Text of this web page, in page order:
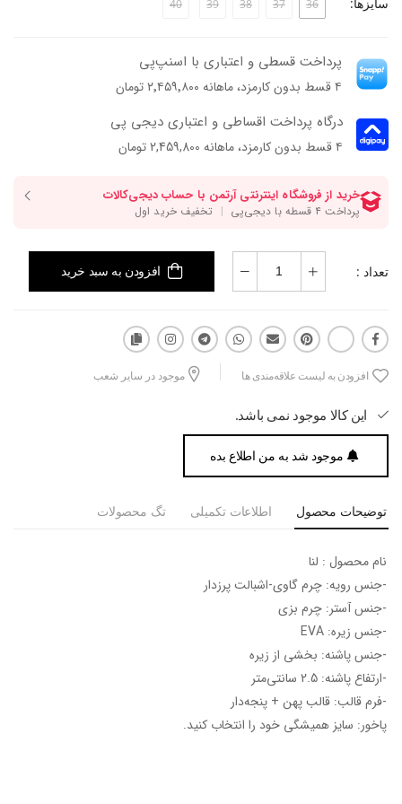
36
37
38
39
40
پرداخت قسطی و اعتباری با اسنپ‌پی
۴ قسط بدون کارمزد، ماهانه ۲٬۴۵۹٬۸۰۰ تومان
درگاه پرداخت اقساطی و اعتباری دیجی پی
۴ قسط بدون کارمزد، ماهانه 2,459,800 تومان
تعداد : افزودن به سبد خرید
افزودن به لیست علاقه‌مندی ها موجود در سایر شعب
این کالا موجود نمی باشد.
موجود شد به من اطلاع بده
توضیحات محصول اطلاعات تکمیلی تگ محصولات
نام محصول : لنا
-جنس رویه: چرم گاوی-اشبالت پرزدار
-جنس آستر: چرم بزی
-جنس زیره: EVA
-جنس پاشنه: بخشی از زیره
-ارتفاع پاشنه: 2.5 سانتی‌متر
-فرم قالب: قالب پهن + پنجه‎‌دار
پاخور: سایز همیشگی خود را انتخاب کنید.